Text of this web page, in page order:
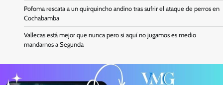
Pofoma rescata a un quirquincho andino tras sufrir el ataque de perros en
Cochabamba
Vallecas está mejor que nunca pero si aquí no jugamos es medio
mandarnos a Segunda